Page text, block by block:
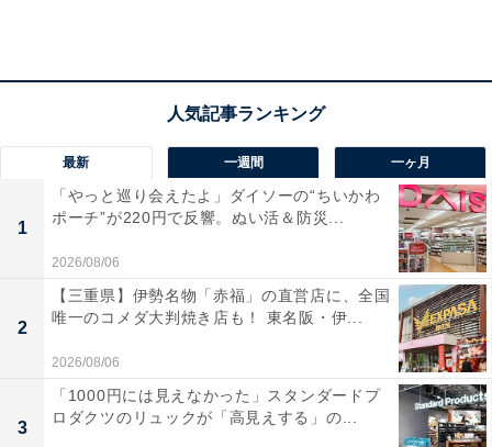
筆者が購入した「インジニオ・ネオ IHマロンブラウン・
アンリミテッド セット9」は、ソースパン（鍋のような
深型のフライパン）とフライパンがそれぞれ2点ずつ入
った計9点セット。「取っ手のとれるフライパン・鍋」
シリーズは、ほかにも6点セット、3点セットなどのもの
があるほか、単品でも購入することができます。
最新 一週間 一ヶ月
1
「やっと巡り会えたよ」ダイソーの“ちいかわ
ポーチ”が220円で反響。ぬい活＆防災...
2026/08/06
2
【三重県】伊勢名物「赤福」の直営店に、全国
唯一のコメダ大判焼き店も！ 東名阪・伊...
2026/08/06
3
「1000円には見えなかった」スタンダードプ
ロダクツのリュックが「高見えする」の...